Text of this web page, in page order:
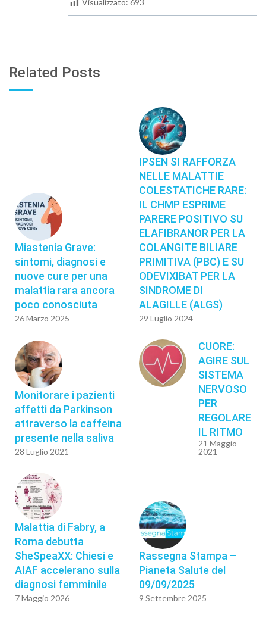
Visualizzato: 693
Related Posts
Miastenia Grave:
sintomi, diagnosi e
nuove cure per una
malattia rara ancora
poco conosciuta
26 Marzo 2025
IPSEN SI RAFFORZA
NELLE MALATTIE
COLESTATICHE RARE:
IL CHMP ESPRIME
PARERE POSITIVO SU
ELAFIBRANOR PER LA
COLANGITE BILIARE
PRIMITIVA (PBC) E SU
ODEVIXIBAT PER LA
SINDROME DI
ALAGILLE (ALGS)
29 Luglio 2024
Monitorare i pazienti
affetti da Parkinson
attraverso la caffeina
presente nella saliva
28 Luglio 2021
CUORE:
AGIRE SUL
SISTEMA
NERVOSO
PER
REGOLARE
IL RITMO
21 Maggio
2021
Malattia di Fabry, a
Roma debutta
SheSpeaXX: Chiesi e
AIAF accelerano sulla
diagnosi femminile
7 Maggio 2026
Rassegna Stampa –
Pianeta Salute del
09/09/2025
9 Settembre 2025